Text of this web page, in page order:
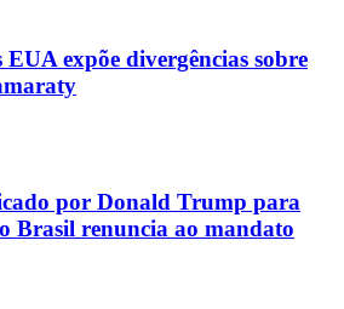
EUA expõe divergências sobre
por Donald Trump para
Brasil renuncia ao mandato